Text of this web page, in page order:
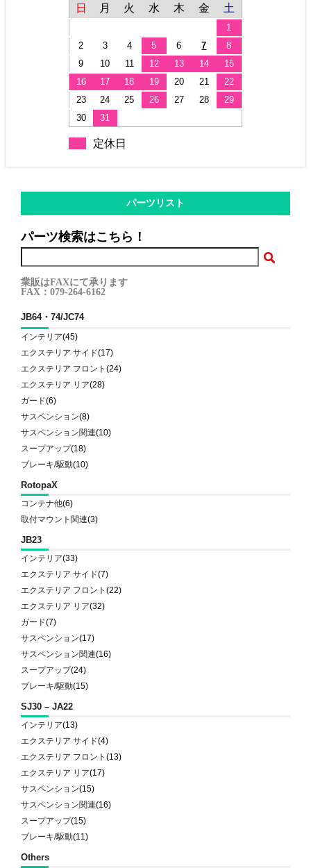
パーツリスト
パーツ検索はこちら！
業販はFAXにて承ります
FAX：079-264-6162
JB64・74/JC74
インテリア(45)
エクステリア サイド(17)
エクステリア フロント(24)
エクステリア リア(28)
ガード(6)
サスペンション(8)
サスペンション関連(10)
スープアップ(18)
ブレーキ/駆動(10)
RotopaX
コンテナ他(6)
取付マウント関連(3)
JB23
インテリア(33)
エクステリア サイド(7)
エクステリア フロント(22)
エクステリア リア(32)
ガード(7)
サスペンション(17)
サスペンション関連(16)
スープアップ(24)
ブレーキ/駆動(15)
SJ30 – JA22
インテリア(13)
エクステリア サイド(4)
エクステリア フロント(13)
エクステリア リア(17)
サスペンション(15)
サスペンション関連(16)
スープアップ(15)
ブレーキ/駆動(11)
Others
日 月 火 水 木 金 土
1
2
3 4 5 6 7
8
9
10 11 12 13 14
15
16
17 18 19 20 21
22
23
24 25 26 27 28
29
30
31
定休日